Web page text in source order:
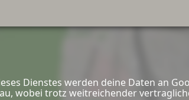
Dienstes werden deine Daten an
wobei trotz weitreichender